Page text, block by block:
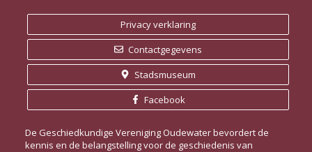
Privacy verklaring
Contactgegevens
Stadsmuseum
Facebook
De Geschiedkundige Vereniging Oudewater bevordert de
kennis en de belangstelling voor de geschiedenis van